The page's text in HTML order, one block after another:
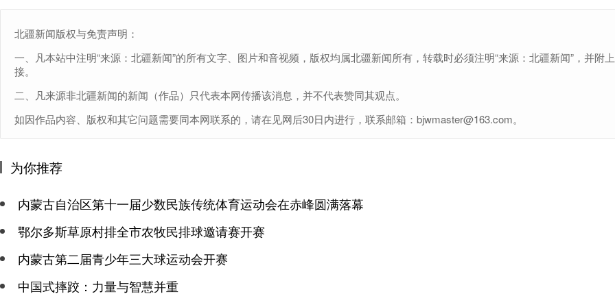
北疆新闻版权与免责声明：
一、凡本站中注明“来源：北疆新闻”的所有文字、图片和音视频，版权均属北疆新闻所有，转载时必须注明“来源：北疆新闻”，并附
接。
二、凡来源非北疆新闻的新闻（作品）只代表本网传播该消息，并不代表赞同其观点。
如因作品内容、版权和其它问题需要同本网联系的，请在见网后30日内进行，联系邮箱：bjwmaster@163.com。
为你推荐
内蒙古自治区第十一届少数民族传统体育运动会在赤峰圆满落幕
鄂尔多斯草原村排全市农牧民排球邀请赛开赛
内蒙古第二届青少年三大球运动会开赛
中国式摔跤：力量与智慧并重